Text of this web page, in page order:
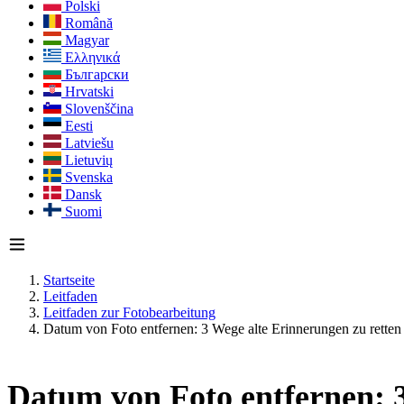
Polski
Română
Magyar
Ελληνικά
Български
Hrvatski
Slovenščina
Eesti
Latviešu
Lietuvių
Svenska
Dansk
Suomi
Startseite
Leitfaden
Leitfaden zur Fotobearbeitung
Datum von Foto entfernen: 3 Wege alte Erinnerungen zu retten